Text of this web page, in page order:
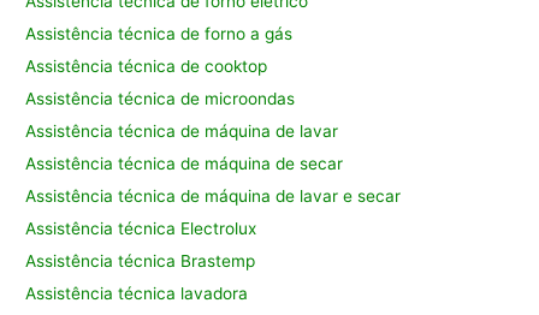
Assistência técnica de forno a gás
Assistência técnica de cooktop
Assistência técnica de microondas
Assistência técnica de máquina de lavar
Assistência técnica de máquina de secar
Assistência técnica de máquina de lavar e secar
Assistência técnica Electrolux
Assistência técnica Brastemp
Assistência técnica lavadora